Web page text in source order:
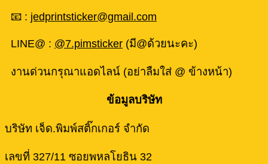
📧 : jedprintsticker@gmail.com
LINE@ : @7.pimsticker (มี@ด้วยนะคะ)
งานด่วนกรุณาแอดไลน์ (อย่าลืมใส่ @ ข้างหน้า)
ข้อมูลบริษัท
บริษัท เจ็ด.พิมพ์สติ๊กเกอร์ จำกัด
เลขที่ 327/11 ซอยพหลโยธิน 32